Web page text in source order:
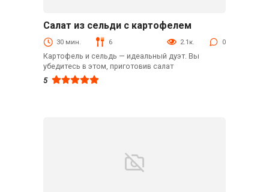
Салат из сельди с картофелем
30 мин. 6 2.1к. 0
Картофель и сельдь — идеальный дуэт. Вы
убедитесь в этом, приготовив салат
5